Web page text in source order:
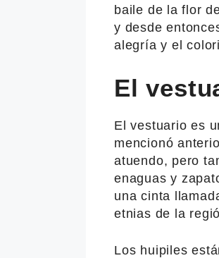
baile de la flor
y desde
alegría y el
El
El vestuario es
mencionó
atuendo, pero
enaguas y
una cinta
etnias de la
Los huipiles